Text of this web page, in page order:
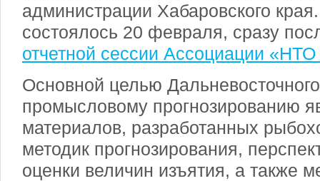
администрации Хабаровского
состоялось 20 февраля, сразу
отчетной сессии Ассоциации
Основной целью
промысловому прогнозированию
материалов, разработанных
методик прогнозирования,
оценки величин изъятия, а также